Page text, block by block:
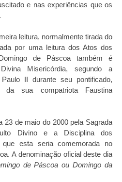
e nas experiências que os
leitura, normalmente tirada do
por uma leitura dos Atos dos
de Páscoa também é
Misericórdia, segundo a
II durante seu pontificado,
da sua compatriota Faustina
23 de maio do 2000 pela Sagrada
Divino e a Disciplina dos
que esta seria comemorada no
A denominação oficial deste dia
de Páscoa ou Domingo da